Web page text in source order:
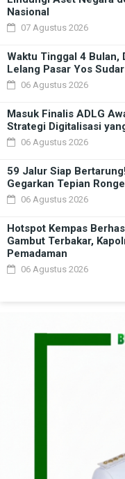
Nasional
07 Agustus 2026
Waktu Tinggal 4 Bulan,
Lelang Pasar Yos
06 Agustus 2026
Masuk Finalis ADLG
Strategi Digitalisasi
06 Agustus 2026
59 Jalur Siap
Gegarkan Tepian
06 Agustus 2026
Hotspot Kempas
Gambut Terbakar,
Pemadaman
06 Agustus 2026